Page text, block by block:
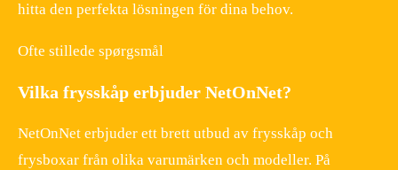
hitta den perfekta lösningen för dina behov.
Ofte stillede spørgsmål
Vilka frysskåp erbjuder NetOnNet?
NetOnNet erbjuder ett brett utbud av frysskåp och
frysboxar från olika varumärken och modeller. På